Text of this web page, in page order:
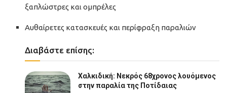
ξαπλώστρες και ομπρέλες
Αυθαίρετες κατασκευές και περίφραξη παραλιών
Διαβάστε επίσης:
Χαλκιδική: Νεκρός 68χρονος λουόμενος
στην παραλία της Ποτίδαιας